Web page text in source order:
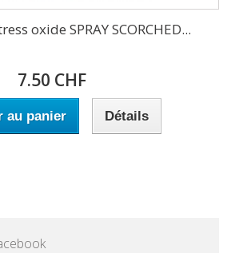
oxide SPRAY SCORCHED...
7.50 CHF
au panier Détails